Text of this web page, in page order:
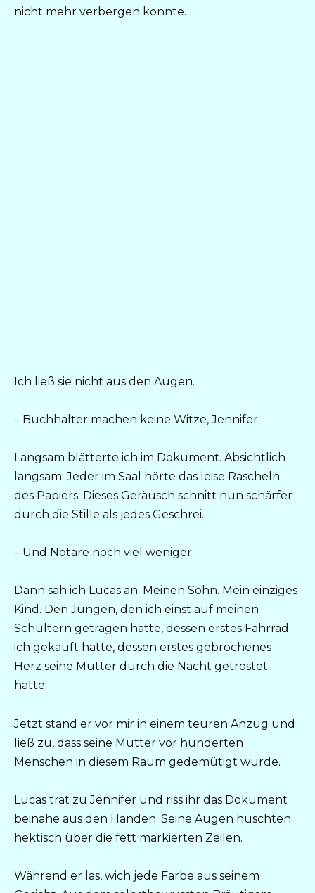
nicht mehr verbergen konnte.
Ich ließ sie nicht aus den Augen.
– Buchhalter machen keine Witze, Jennifer.
Langsam blätterte ich im Dokument. Absichtlich
langsam. Jeder im Saal hörte das leise Rascheln
des Papiers. Dieses Geräusch schnitt nun schärfer
durch die Stille als jedes Geschrei.
– Und Notare noch viel weniger.
Dann sah ich Lucas an. Meinen Sohn. Mein einziges
Kind. Den Jungen, den ich einst auf meinen
Schultern getragen hatte, dessen erstes Fahrrad
ich gekauft hatte, dessen erstes gebrochenes
Herz seine Mutter durch die Nacht getröstet
hatte.
Jetzt stand er vor mir in einem teuren Anzug und
ließ zu, dass seine Mutter vor hunderten
Menschen in diesem Raum gedemütigt wurde.
Lucas trat zu Jennifer und riss ihr das Dokument
beinahe aus den Händen. Seine Augen huschten
hektisch über die fett markierten Zeilen.
Während er las, wich jede Farbe aus seinem